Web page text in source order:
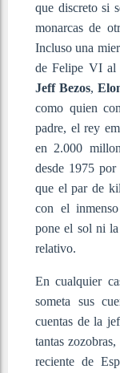
que discreto si
monarcas de
Incluso una
de Felipe VI al
Jeff Bezos,
como quien
padre, el rey
en 2.000
desde 1975
que el par de
con el
pone el sol ni
relativo.
En cualquier
someta sus
cuentas de la
tantas
reciente de